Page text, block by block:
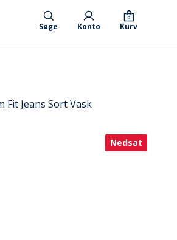
Søge Konto Kurv
0
Fit Jeans Sort Vask
Nedsat